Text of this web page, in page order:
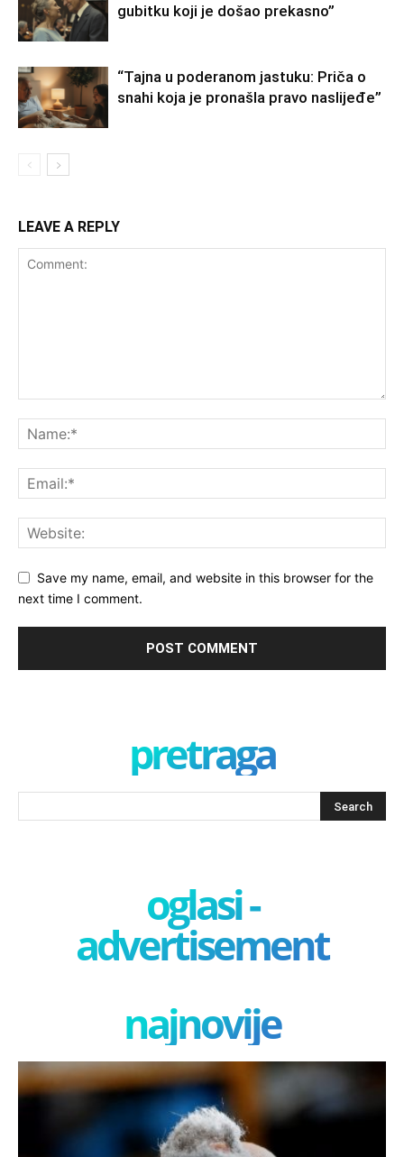
gubitku koji je došao prekasno”
“Tajna u poderanom jastuku: Priča o
snahi koja je pronašla pravo naslijeđe”
LEAVE A REPLY
Save my name, email, and website in this browser for the
next time I comment.
pretraga
oglasi -
advertisement
najnovije